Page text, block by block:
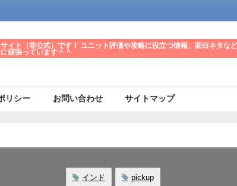
イト（非公式）です！ ユニット評価や攻略に役立つ情報、面白ネタな
頑張っています＾＾
リシー お問い合わせ サイトマップ
インド pickup